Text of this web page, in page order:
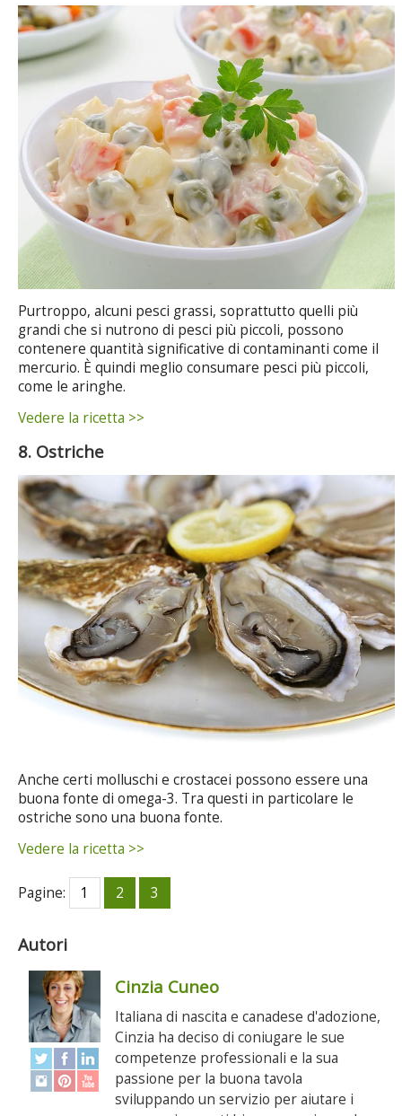
Purtroppo, alcuni pesci grassi, soprattutto quelli più
grandi che si nutrono di pesci più piccoli, possono
contenere quantità significative di contaminanti come il
mercurio. È quindi meglio consumare pesci più piccoli,
come le aringhe.
Vedere la ricetta >>
8. Ostriche
Anche certi molluschi e crostacei possono essere una
buona fonte di omega-3. Tra questi in particolare le
ostriche sono una buona fonte.
Vedere la ricetta >>
Pagine: 1 2 3
Autori
Cinzia Cuneo
Italiana di nascita e canadese d'adozione,
Cinzia ha deciso di coniugare le sue
competenze professionali e la sua
passione per la buona tavola
sviluppando un servizio per aiutare i